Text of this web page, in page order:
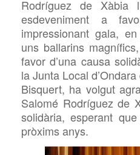
Rodríguez de Xàbia
esdeveniment a
impressionant gala,
uns ballarins
favor d’una causa
la Junta Local d’Ondara
Bisquert, ha volgut
Salomé Rodríguez de
solidària, esperant
pròxims anys.